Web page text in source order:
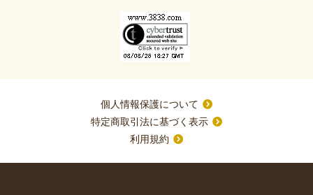
個人情報保護について
特定商取引法に基づく表示
利用規約